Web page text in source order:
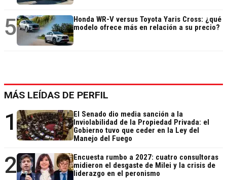
5
Honda WR-V versus Toyota Yaris Cross: ¿qué
modelo ofrece más en relación a su precio?
MÁS LEÍDAS DE PERFIL
1
El Senado dio media sanción a la
Inviolabilidad de la Propiedad Privada: el
Gobierno tuvo que ceder en la Ley del
Manejo del Fuego
2
Encuesta rumbo a 2027: cuatro consultoras
midieron el desgaste de Milei y la crisis de
liderazgo en el peronismo